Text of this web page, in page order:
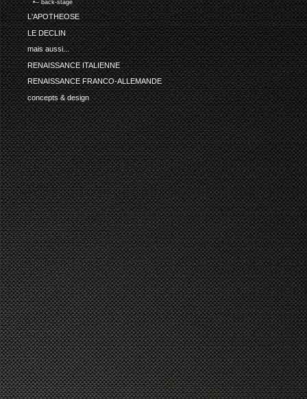
•-- back-stage
L'APOTHEOSE
LE DECLIN
mais aussi...
RENAISSANCE ITALIENNE
RENAISSANCE FRANCO-ALLEMANDE
concepts & design